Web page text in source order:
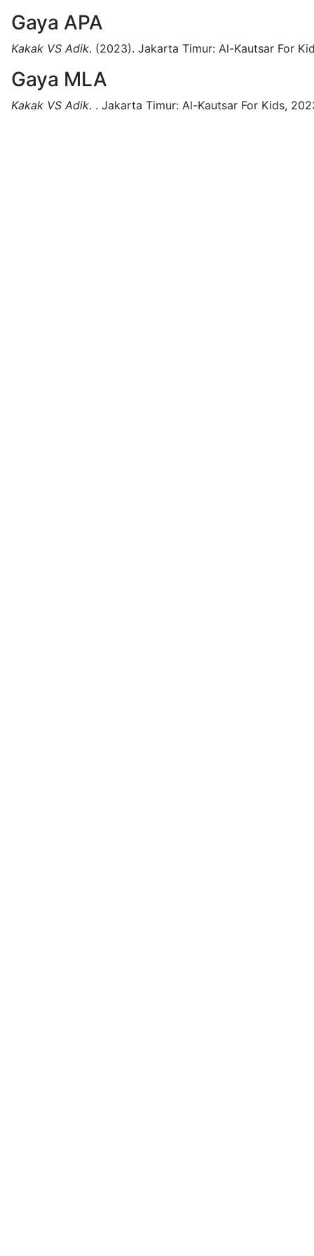
Gaya APA
Kakak VS Adik. (2023). Jakarta Timur: Al-Kautsar For
Gaya MLA
Kakak VS Adik. . Jakarta Timur: Al-Kautsar For Kids,